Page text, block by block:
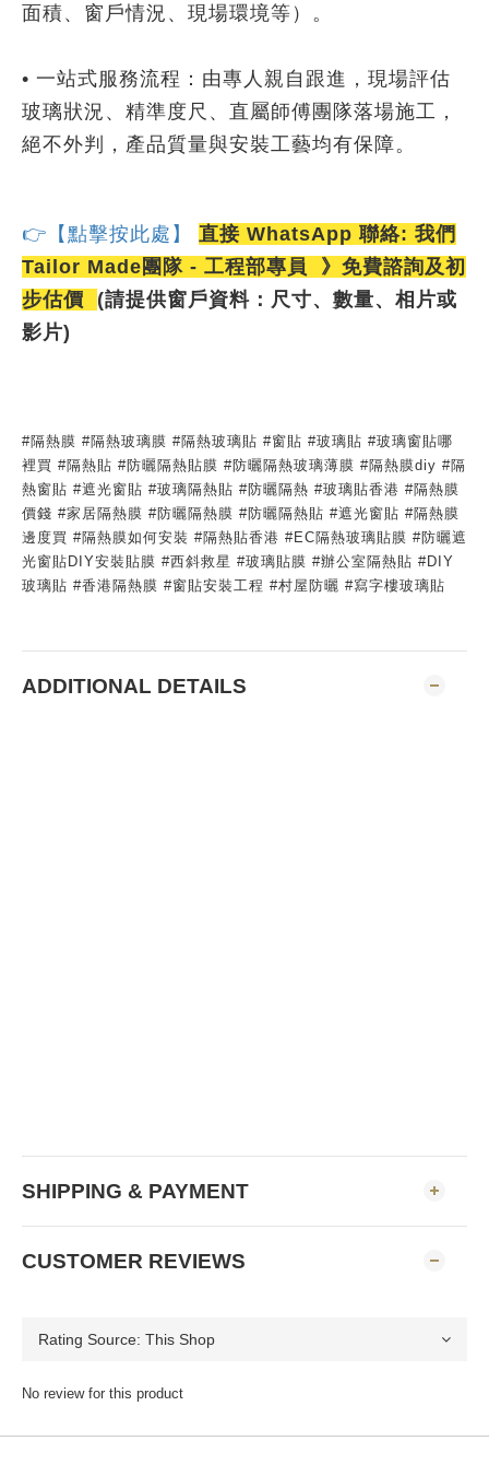
面積、窗戶情況、現場環境等）。
• 一站式服務流程：由專人親自跟進，現場評估
玻璃狀況、精準度尺、直屬師傅團隊落場施工，
絕不外判，產品質量與安裝工藝均有保障。
👉【點擊按此處】 直接 WhatsApp 聯絡: 我們
Tailor Made團隊 - 工程部專員 》免費諮詢及初
步估價
(請提供窗戶資料：尺寸、數量、相片或
影片)
#隔熱膜 #隔熱玻璃膜 #隔熱玻璃貼 #窗貼 #玻璃貼 #玻璃窗貼哪
裡買 #隔熱貼 #防曬隔熱貼膜 #防曬隔熱玻璃薄膜 #隔熱膜diy #隔
熱窗貼 #遮光窗貼 #玻璃隔熱貼 #防曬隔熱 #玻璃貼香港 #隔熱膜
價錢 #家居隔熱膜 #防曬隔熱膜 #防曬隔熱貼 #遮光窗貼 #隔熱膜
邊度買 #隔熱膜如何安裝 #隔熱貼香港 #EC隔熱玻璃貼膜 #防曬遮
光窗貼DIY安裝貼膜 #西斜救星 #玻璃貼膜 #辦公室隔熱貼 #DIY
玻璃貼 #香港隔熱膜 #窗貼安裝工程 #村屋防曬 #寫字樓玻璃貼
ADDITIONAL DETAILS
SHIPPING & PAYMENT
CUSTOMER REVIEWS
No review for this product